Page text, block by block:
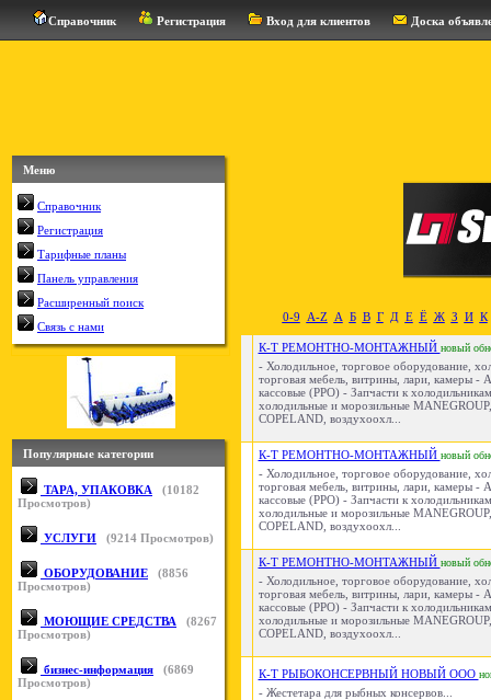
Справочник Регистрация Вход для клиентов Доска
Меню
Справочник
Регистрация
Тарифные планы
Панель управления
Расширенный поиск
Связь с нами
Популярные категории
ТАРА, УПАКОВКА (10182
Просмотров)
УСЛУГИ (9214 Просмотров)
ОБОРУДОВАНИЕ (8856
Просмотров)
МОЮЩИЕ СРЕДСТВА (8267
Просмотров)
бизнес-информация (6869
Просмотров)
0-9 A-Z А Б В Г Д Е Ё Ж З И К
К-Т РЕМОНТНО-МОНТАЖНЫЙ новый
- Холодильное, торговое оборудование,
торговая мебель, витрины, лари, камеры -
кассовые (РРО) - Запчасти к
холодильные и морозильные
COPELAND, воздухоохл...
К-Т РЕМОНТНО-МОНТАЖНЫЙ новый
- Холодильное, торговое оборудование,
торговая мебель, витрины, лари, камеры -
кассовые (РРО) - Запчасти к
холодильные и морозильные
COPELAND, воздухоохл...
К-Т РЕМОНТНО-МОНТАЖНЫЙ новый
- Холодильное, торговое оборудование,
торговая мебель, витрины, лари, камеры -
кассовые (РРО) - Запчасти к
холодильные и морозильные
COPELAND, воздухоохл...
К-Т РЫБОКОНСЕРВНЫЙ НОВЫЙ ООО
- Жестетара для рыбных консервов...